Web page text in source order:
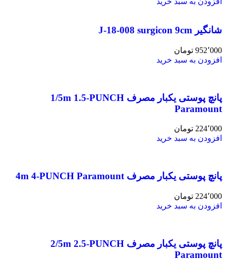
شانگیر J-18-008 surgicon 9cm
952٬000 تومان
افزودن به سبد خرید
پانچ پوستی یکبار مصرف 1/5m 1.5-PUNCH
Paramount
224٬000 تومان
افزودن به سبد خرید
پانچ پوستی یکبار مصرف 4m 4-PUNCH Paramount
224٬000 تومان
افزودن به سبد خرید
پانچ پوستی یکبار مصرف 2/5m 2.5-PUNCH
Paramount